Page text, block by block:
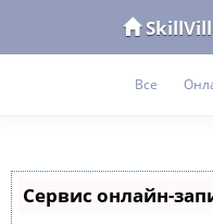
Все
Сервис онлайн-